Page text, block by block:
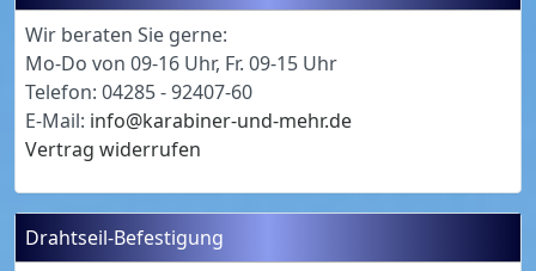
Wir beraten Sie gerne:
Mo-Do von 09-16 Uhr, Fr. 09-15 Uhr
Telefon: 04285 - 92407-60
E-Mail: info@karabiner-und-mehr.de
Vertrag widerrufen
Drahtseil-Befestigung